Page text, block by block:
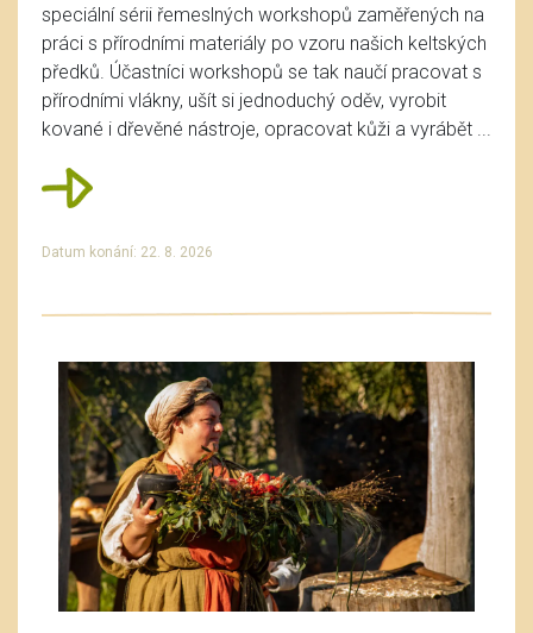
speciální sérii řemeslných workshopů zaměřených na
práci s přírodními materiály po vzoru našich keltských
předků. Účastníci workshopů se tak naučí pracovat s
přírodními vlákny, ušít si jednoduchý oděv, vyrobit
kované i dřevěné nástroje, opracovat kůži a vyrábět ...
Datum konání: 22. 8. 2026